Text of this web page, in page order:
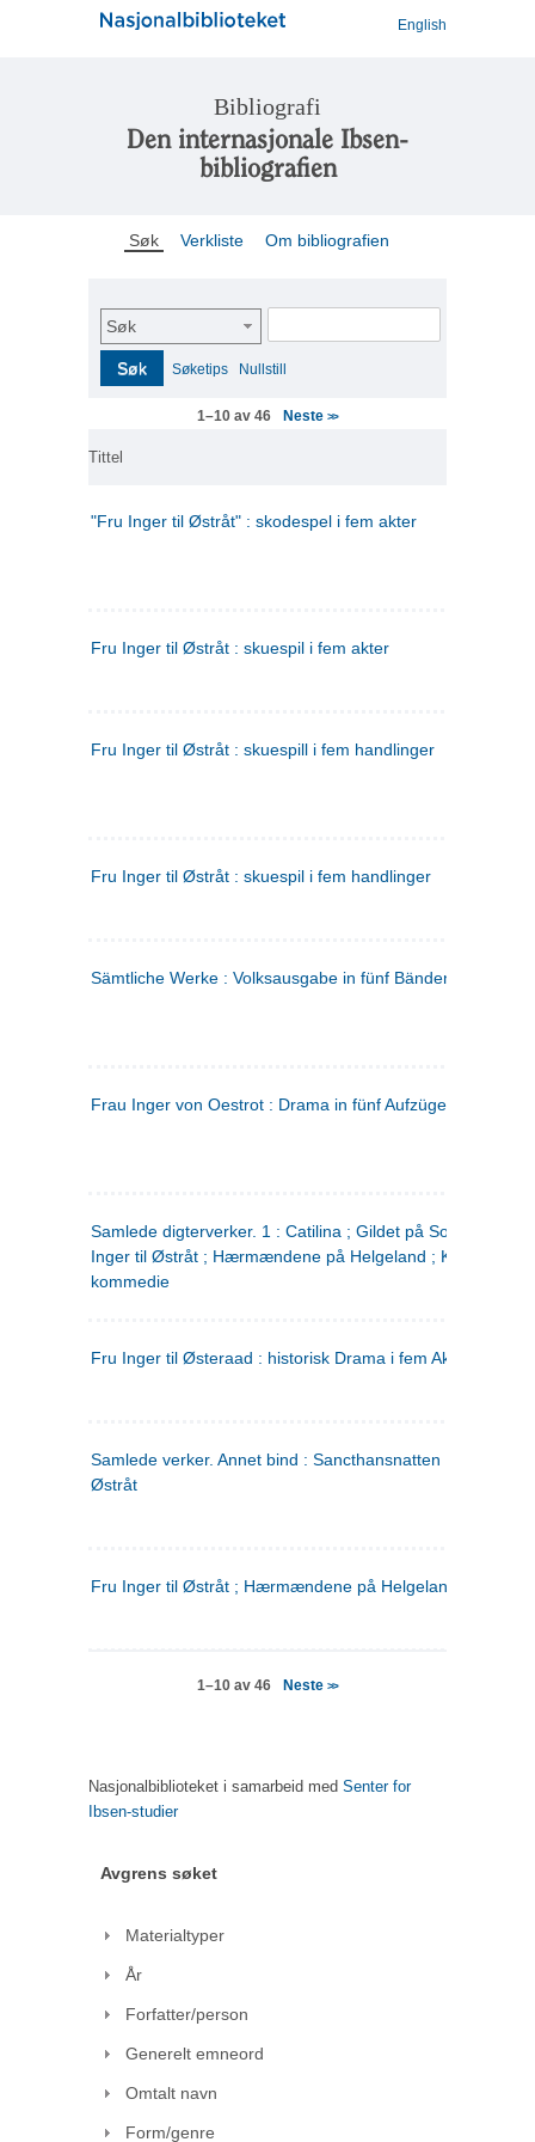
English
Bibliografi
Den internasjonale Ibsen-
bibliografien
Søk Verkliste Om bibliografien
Søk
Søk Søketips Nullstill
1–10 av 46 Neste>>
Tittel
"Fru Inger til Østråt" : skodespel i fem akter
Fru Inger til Østråt : skuespil i fem akter
Fru Inger til Østråt : skuespill i fem handlinger
Fru Inger til Østråt : skuespil i fem handlinger
Sämtliche Werke : Volksausgabe in fünf Bänden
Frau Inger von Oestrot : Drama in fünf Aufzügen
Samlede digterverker. 1 : Catilina ; Gildet på Solhaug ; Fru
Inger til Østråt ; Hærmændene på Helgeland ;
kommedie
Fru Inger til Østeraad : historisk Drama i fem Akter
Samlede verker. Annet bind : Sancthansnatten ; Fru Inger
Østråt
Fru Inger til Østråt ; Hærmændene på Helgeland
1–10 av 46 Neste>>
Nasjonalbiblioteket i samarbeid med Senter for
Ibsen-studier
Avgrens søket
Materialtyper
År
Forfatter/person
Generelt emneord
Omtalt navn
Form/genre